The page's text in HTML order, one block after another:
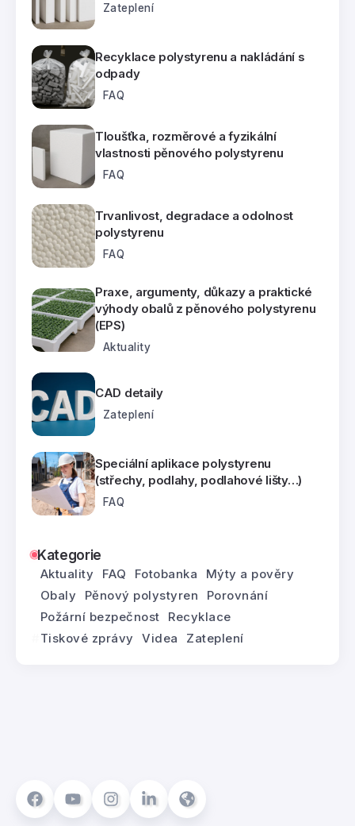
Zateplení
Recyklace polystyrenu a nakládání s
odpady
FAQ
Tloušťka, rozměrové a fyzikální
vlastnosti pěnového polystyrenu
FAQ
Trvanlivost, degradace a odolnost
polystyrenu
FAQ
Praxe, argumenty, důkazy a praktické
výhody obalů z pěnového polystyrenu
(EPS)
Aktuality
CAD detaily
Zateplení
Speciální aplikace polystyrenu
(střechy, podlahy, podlahové lišty…)
FAQ
Kategorie
Aktuality FAQ Fotobanka
Mýty a pověry
Obaly
Pěnový polystyren
Porovnání
Požární bezpečnost
Recyklace
Tiskové zprávy
Videa Zateplení